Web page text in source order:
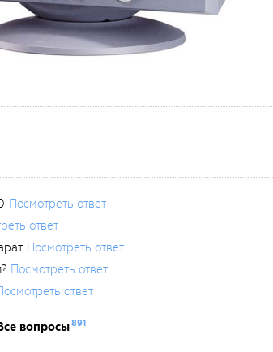
Посмотреть ответ
ответ
Посмотреть ответ
Посмотреть ответ
ответ
вопросы891